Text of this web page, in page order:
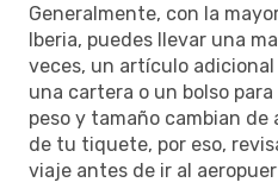
Generalmente, con la
Iberia, puedes llevar una
veces, un artículo adicional
una cartera o un bolso
peso y tamaño cambian
de tu tiquete, por eso,
viaje antes de ir al